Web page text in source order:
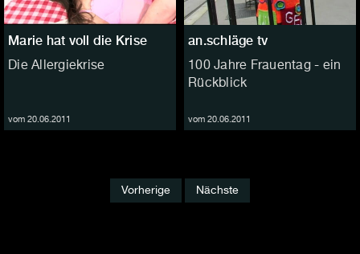
Marie hat voll die Krise
Die Allergiekrise
vom 20.06.2011
an.schläge tv
100 Jahre Frauentag - ein
Rückblick
vom 20.06.2011
Vorherige Nächste